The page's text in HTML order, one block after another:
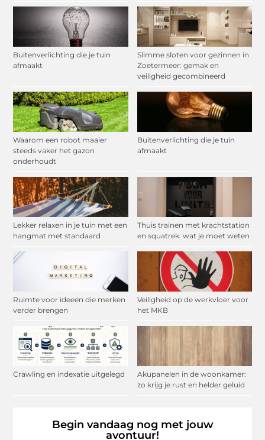
Buitenverlichting die je tuin
afmaakt
Slimme sloten voor gezinnen in
Zoetermeer: gemak en
veiligheid gecombineerd
Waarom een robot maaier
steeds vaker het gazon
onderhoudt
Buitenverlichting die je tuin
afmaakt
Lekker relaxen in je tuin met een
hangmat met standaard
Thuis trainen met krachtstation
en squatrek: wat je moet weten
Ruimte voor ideeën die merken
verder brengen
Veiligheid op de werkvloer voor
het MKB
Crawling en indexatie uitgelegd
Akupanelen in de woonkamer:
zo krijg je rust en helder geluid
Begin vandaag nog met jouw
avontuur!